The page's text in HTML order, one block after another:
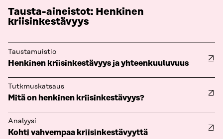
Tausta-aineistot: Henkinen
kriisinkestävyys
Taustamuistio
Henkinen kriisinkestävyys ja yhteenkuuluvuus
Tutkmuskatsaus
Mitä on henkinen kriisinkestävyys?
Analyysi
Kohti vahvempaa kriisinkestävyyttä